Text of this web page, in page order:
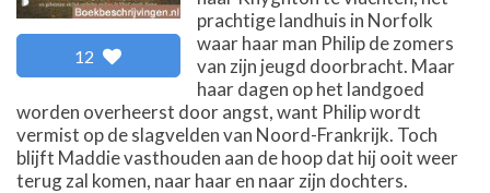
12
prachtige landhuis in Norfolk
waar haar man Philip de zomers
van zijn jeugd doorbracht. Maar
haar dagen op het landgoed
worden overheerst door angst, want Philip wordt
vermist op de slagvelden van Noord-Frankrijk. Toch
blijft Maddie vasthouden aan de hoop dat hij ooit weer
terug zal komen, naar haar en naar zijn dochters.